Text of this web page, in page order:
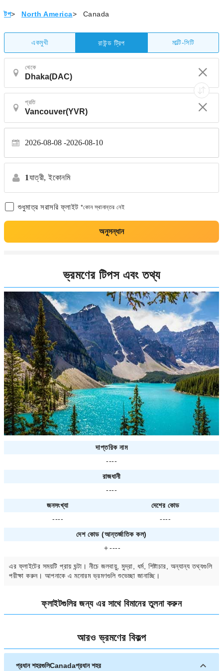
টপ> North America> Canada
একমুখী রাউন্ড ট্রিপ মাল্টি-সিটি
থেকে
প্রতি
2026-08-08 2026-08-10
1যাত্রী, ইকোনমি
শুধুমাত্র সরাসরি ফ্লাইট *কোন স্থানান্তর নেই
অনুসন্ধান
ভ্রমণের টিপস এবং তথ্য
দাপ্তরিক নাম
----
রাজধানী
----
জনসংখ্যা
দেশের কোড
----
----
দেশ কোড (আন্তর্জাতিক কল)
＋----
এর ফ্লাইটের সময়টি প্রায় ঘন্টা। নীচে জলবায়ু, মুদ্রা, ধর্ম, শিষ্টাচার, অন্যান্য তথ্যগুলি
পরীক্ষা করুন। আপনাকে এ মনোরম ভ্রমণগুলি শুভেচ্ছা জানাচ্ছি।
ফ্লাইটগুলির জন্য এর সাথে বিমানের তুলনা করুন
আরও ভ্রমণের বিকল্প
প্রধান শহরগুলিCanadaপ্রধান শহর